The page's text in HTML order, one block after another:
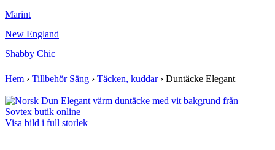
Marint
New England
Shabby Chic
Hem › Tillbehör Säng › Täcken, kuddar› Duntäcke Elegant
Visa bild i full storlek